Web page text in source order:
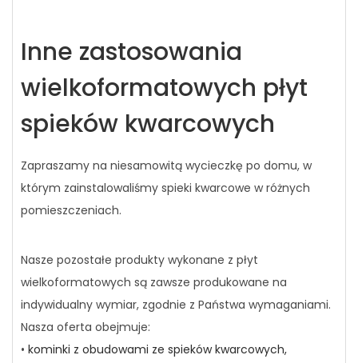
Inne zastosowania
wielkoformatowych płyt
spieków kwarcowych
Zapraszamy na niesamowitą wycieczkę po domu, w
którym zainstalowaliśmy spieki kwarcowe w różnych
pomieszczeniach.
Nasze pozostałe produkty wykonane z płyt
wielkoformatowych są zawsze produkowane na
indywidualny wymiar, zgodnie z Państwa wymaganiami.
Nasza oferta obejmuje:
• kominki z obudowami ze spieków kwarcowych,